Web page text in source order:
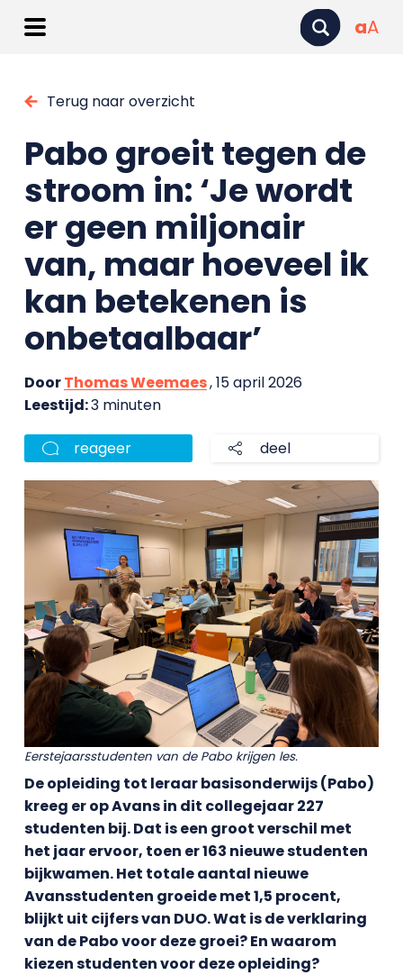
aA
Terug naar overzicht
Pabo groeit tegen de
stroom in: ‘Je wordt
er geen miljonair
van, maar hoeveel ik
kan betekenen is
onbetaalbaar’
DoorThomas Weemaes, 15 april 2026
Leestijd:3 minuten
reageer deel
Eerstejaarsstudenten van de Pabo krijgen les.
De opleiding tot leraar basisonderwijs (Pabo)
kreeg er op Avans in dit collegejaar 227
studenten bij. Dat is een groot verschil met
het jaar ervoor, toen er 163 nieuwe studenten
bijkwamen. Het totale aantal nieuwe
Avansstudenten groeide met 1,5 procent,
blijkt uit cijfers van DUO. Wat is de verklaring
van de Pabo voor deze groei? En waarom
kiezen studenten voor deze opleiding?